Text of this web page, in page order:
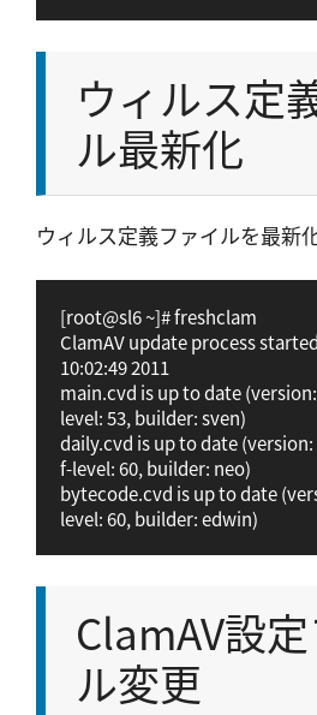
ウィルス定
ル最新化
ウィルス定義ファイルを最新化
[root@sl6 ~]# freshclam
ClamAV update process
10:02:49 2011
main.cvd is up to date (version:
level: 53, builder: sven)
daily.cvd is up to date (version:
f-level: 60, builder: neo)
bytecode.cvd is up to date
level: 60, builder: edwin)
ClamAV設
ル変更